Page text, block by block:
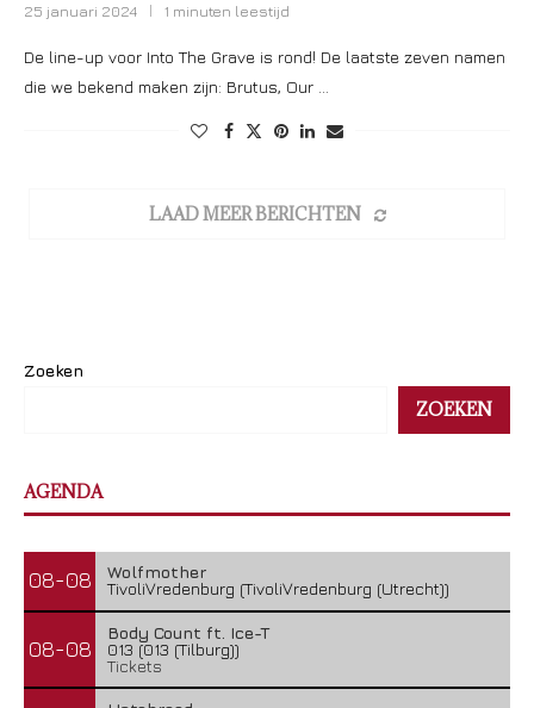
25 januari 2024 1 minuten leestijd
De line-up voor Into The Grave is rond! De laatste zeven namen
die we bekend maken zijn: Brutus, Our …
LAAD MEER BERICHTEN
Zoeken
ZOEKEN
AGENDA
08-08
Wolfmother
TivoliVredenburg (TivoliVredenburg (Utrecht))
08-08
Body Count ft. Ice-T
013 (013 (Tilburg))
Tickets